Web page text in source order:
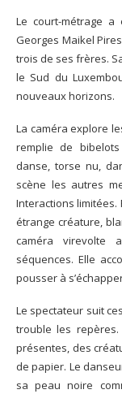
Le court-métrage
Georges Maikel
trois de ses frères.
le Sud du
nouveaux horizons.
La caméra explore
remplie de
danse, torse nu,
scène les autres
Interactions limitées.
étrange créature,
caméra virevolte
séquences. Elle
pousser à
Le spectateur suit
trouble les
présentes, des
de papier. Le
sa peau noire